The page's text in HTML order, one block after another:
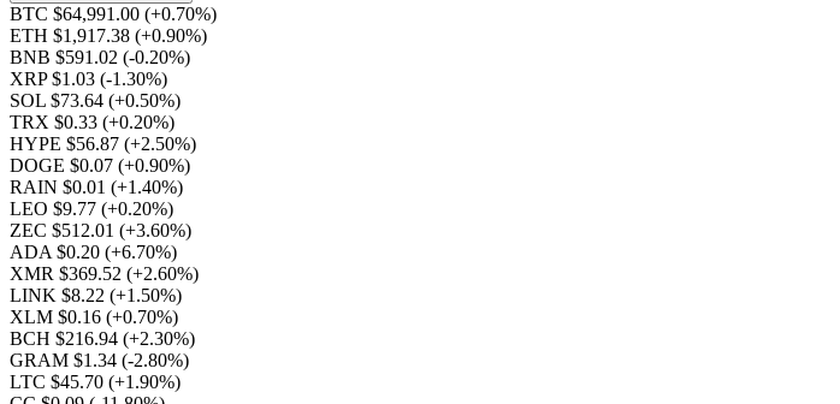
BTC $64,991.00 (+0.70%)
ETH $1,917.38 (+0.90%)
BNB $591.02 (-0.20%)
XRP $1.03 (-1.30%)
SOL $73.64 (+0.50%)
TRX $0.33 (+0.20%)
HYPE $56.87 (+2.50%)
DOGE $0.07 (+0.90%)
RAIN $0.01 (+1.40%)
LEO $9.77 (+0.20%)
ZEC $512.01 (+3.60%)
ADA $0.20 (+6.70%)
XMR $369.52 (+2.60%)
LINK $8.22 (+1.50%)
XLM $0.16 (+0.70%)
BCH $216.94 (+2.30%)
GRAM $1.34 (-2.80%)
LTC $45.70 (+1.90%)